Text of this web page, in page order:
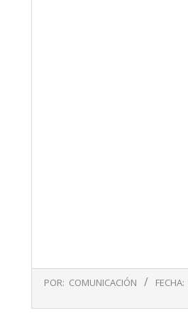
09-
26
POR: COMUNICACIÓN FECHA: